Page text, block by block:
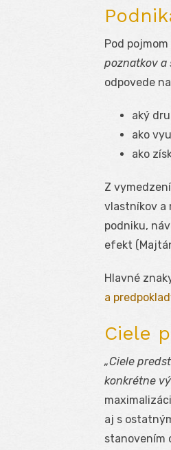
Pod
poznatkov a
odpovede
aký
ako
ako
Z
vlastníkov a
podniku,
efekt
Hlavné
a
Ciele
„Ciele
konkrétne
aj s
stanovením